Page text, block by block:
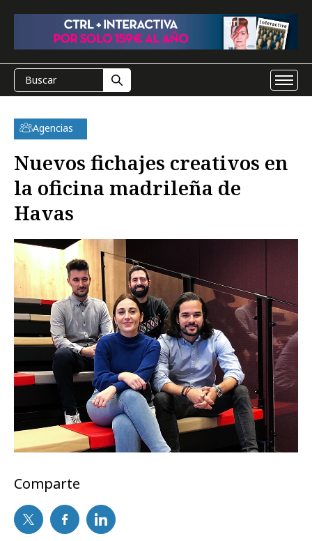
Agencias
Nuevos fichajes creativos en
la oficina madrileña de
Havas
Comparte